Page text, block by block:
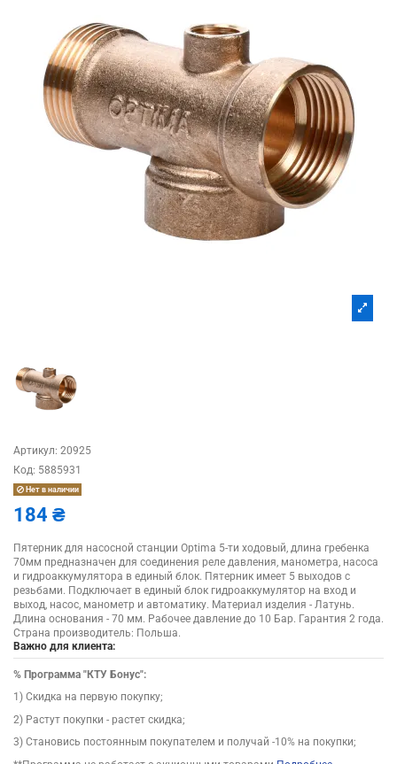
Артикул: 20925
Код: 5885931
Нет в наличии
184 ₴
Пятерник для насосной станции Optima 5-ти ходовый, длина гребенка
70мм предназначен для соединения реле давления, манометра, насоса
и гидроаккумулятора в единый блок. Пятерник имеет 5 выходов с
резьбами. Подключает в единый блок гидроаккумулятор на вход и
выход, насос, манометр и автоматику. Материал изделия - Латунь.
Длина основания - 70 мм. Рабочее давление до 10 Бар. Гарантия 2 года.
Страна производитель: Польша.
Важно для клиента:
% Программа "КТУ Бонус":
1) Скидка на первую покупку;
2) Растут покупки - растет скидка;
3) Становись постоянным покупателем и получай -10% на покупки;